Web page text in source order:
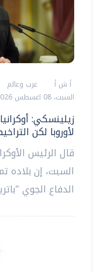
أ ش أ
عرب وعالم
السبت، 08 اغسطس 2026 03:53 م
زيلينسكي:
لأوروبا لكن
قال الرئيس
السبت، إن بلاده
الدفاع الجوي